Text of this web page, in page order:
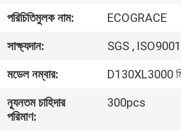
আমাদের
সম্পর্কে
কারখানা
ভ্রমণ
পরিচিতিমুলক নাম:
ECOGRACE
সাক্ষ্যদান:
SGS , ISO9001
মডেল নম্বার:
D130XL3000
ন্যূনতম চাহিদার
পরিমাণ:
300pcs